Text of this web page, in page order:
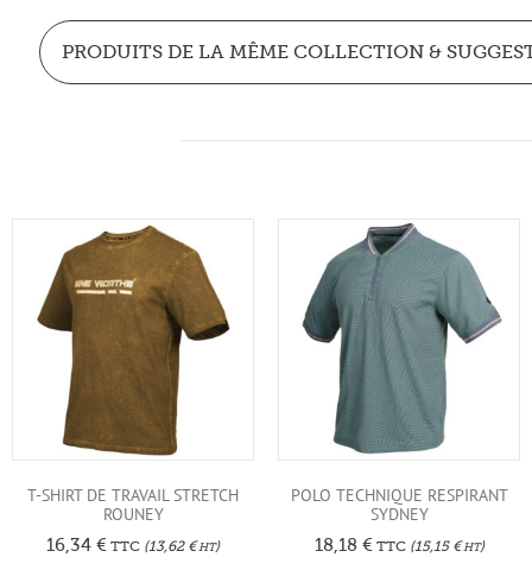
PRODUITS DE LA MÊME COLLECTION &
T-SHIRT DE TRAVAIL STRETCH
ROUNEY
16,34 € TTC (13,62 €HT)
POLO TECHNIQUE RESPIRANT
SYDNEY
18,18 €TTC(15,15 €HT)